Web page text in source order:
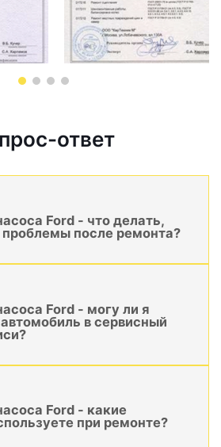
ответ
Ford - что делать,
проблемы после ремонта?
Ford - могу ли я
в сервисный
Ford - какие
при ремонте?